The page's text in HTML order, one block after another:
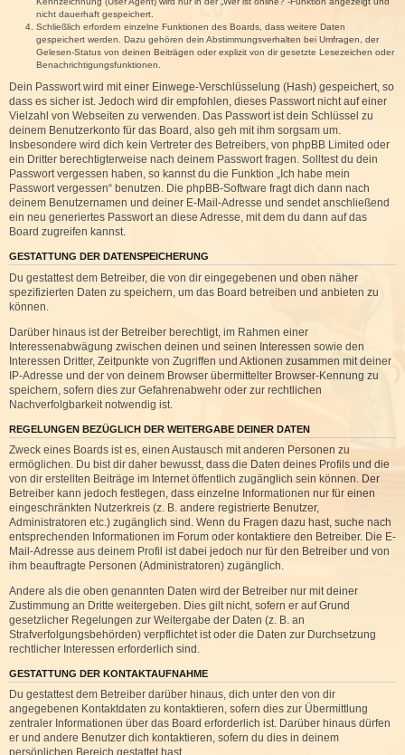
nicht dauerhaft gespeichert.
Schließlich erfordern einzelne Funktionen des Boards, dass weitere Daten
gespeichert werden. Dazu gehören dein Abstimmungsverhalten bei Umfragen, der
Gelesen-Status von deinen Beiträgen oder explizit von dir gesetzte Lesezeichen oder
Benachrichtigungsfunktionen.
Dein Passwort wird mit einer Einwege-Verschlüsselung (Hash) gespeichert, so
dass es sicher ist. Jedoch wird dir empfohlen, dieses Passwort nicht auf einer
Vielzahl von Webseiten zu verwenden. Das Passwort ist dein Schlüssel zu
deinem Benutzerkonto für das Board, also geh mit ihm sorgsam um.
Insbesondere wird dich kein Vertreter des Betreibers, von phpBB Limited oder
ein Dritter berechtigterweise nach deinem Passwort fragen. Solltest du dein
Passwort vergessen haben, so kannst du die Funktion „Ich habe mein
Passwort vergessen“ benutzen. Die phpBB-Software fragt dich dann nach
deinem Benutzernamen und deiner E-Mail-Adresse und sendet anschließend
ein neu generiertes Passwort an diese Adresse, mit dem du dann auf das
Board zugreifen kannst.
GESTATTUNG DER DATENSPEICHERUNG
Du gestattest dem Betreiber, die von dir eingegebenen und oben näher
spezifizierten Daten zu speichern, um das Board betreiben und anbieten zu
können.
Darüber hinaus ist der Betreiber berechtigt, im Rahmen einer
Interessenabwägung zwischen deinen und seinen Interessen sowie den
Interessen Dritter, Zeitpunkte von Zugriffen und Aktionen zusammen mit deiner
IP-Adresse und der von deinem Browser übermittelter Browser-Kennung zu
speichern, sofern dies zur Gefahrenabwehr oder zur rechtlichen
Nachverfolgbarkeit notwendig ist.
REGELUNGEN BEZÜGLICH DER WEITERGABE DEINER DATEN
Zweck eines Boards ist es, einen Austausch mit anderen Personen zu
ermöglichen. Du bist dir daher bewusst, dass die Daten deines Profils und die
von dir erstellten Beiträge im Internet öffentlich zugänglich sein können. Der
Betreiber kann jedoch festlegen, dass einzelne Informationen nur für einen
eingeschränkten Nutzerkreis (z. B. andere registrierte Benutzer,
Administratoren etc.) zugänglich sind. Wenn du Fragen dazu hast, suche nach
entsprechenden Informationen im Forum oder kontaktiere den Betreiber. Die E-
Mail-Adresse aus deinem Profil ist dabei jedoch nur für den Betreiber und von
ihm beauftragte Personen (Administratoren) zugänglich.
Andere als die oben genannten Daten wird der Betreiber nur mit deiner
Zustimmung an Dritte weitergeben. Dies gilt nicht, sofern er auf Grund
gesetzlicher Regelungen zur Weitergabe der Daten (z. B. an
Strafverfolgungsbehörden) verpflichtet ist oder die Daten zur Durchsetzung
rechtlicher Interessen erforderlich sind.
GESTATTUNG DER KONTAKTAUFNAHME
Du gestattest dem Betreiber darüber hinaus, dich unter den von dir
angegebenen Kontaktdaten zu kontaktieren, sofern dies zur Übermittlung
zentraler Informationen über das Board erforderlich ist. Darüber hinaus dürfen
er und andere Benutzer dich kontaktieren, sofern du dies in deinem
persönlichen Bereich gestattet hast.